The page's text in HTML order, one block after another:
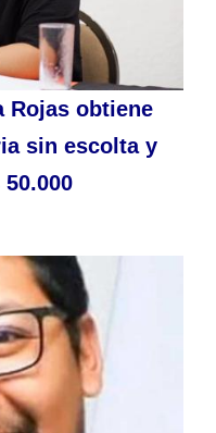
Rojas obtiene
sin escolta y